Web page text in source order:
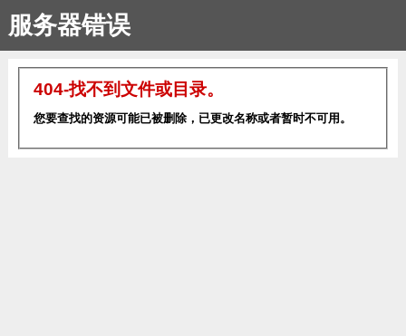
服务器错误
404-找不到文件或目录。
您要查找的资源可能已被删除，已更改名称或者暂时不可用。